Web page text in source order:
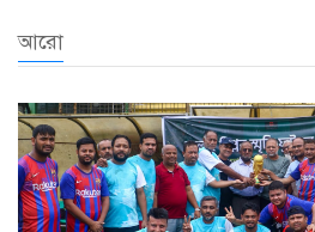
আরো